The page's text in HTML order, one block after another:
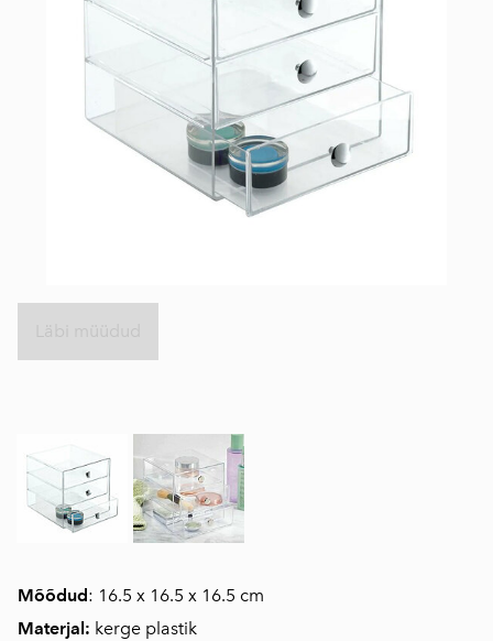
Mõõdud: 16.5 x 16.5 x 16.5 cm
Materjal: kerge plastik